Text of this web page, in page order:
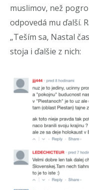
muslimov, než
odpovedá mu ďalší.
„Teším sa, Nastal
stoja i ďalšie z nich: